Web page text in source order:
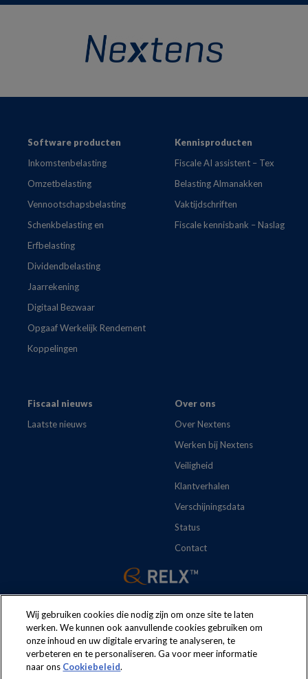
FooterSoftware producten
Inkomstenbelasting
Omzetbelasting
Vennootschapsbelasting
Schenkbelasting en
Erfbelasting
Dividendbelasting
Jaarrekening
Digitaal Bezwaar
Opgaaf Werkelijk Rendement
Koppelingen
Kennisproducten
Fiscale AI assistent – Tex
Belasting Almanakken
Vaktijdschriften
Fiscale kennisbank – Naslag
Fiscaal nieuws
Laatste nieuws
Over ons
Over Nextens
Werken bij Nextens
Veiligheid
Klantverhalen
Verschijningsdata
Status
Contact
The following regulations apply to the use of this website:
and conditions
Security
Wij gebruiken cookies die nodig zijn om onze site te laten
werken. We kunnen ook aanvullende cookies gebruiken om
onze inhoud en uw digitale ervaring te analyseren, te
verbeteren en te personaliseren. Ga voor meer informatie
naar ons Cookiebeleid.